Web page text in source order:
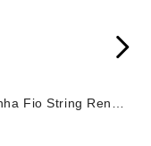
Fio String Renda